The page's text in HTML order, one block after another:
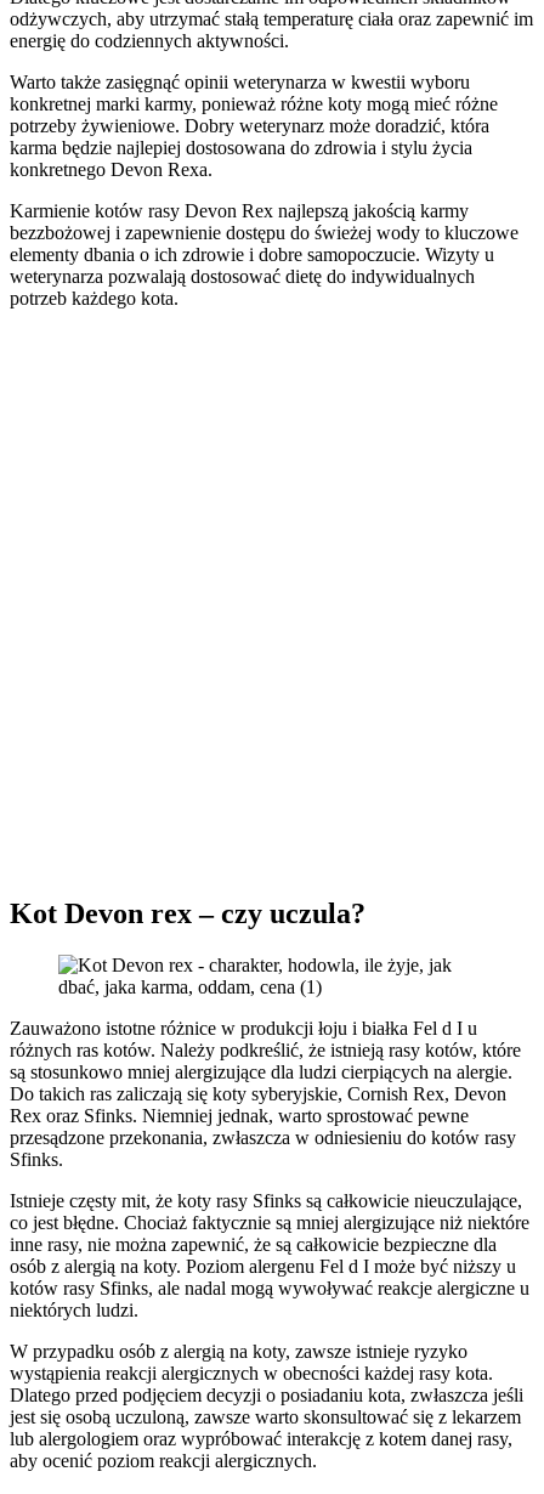
odżywczych, aby utrzymać stałą temperaturę ciała oraz zapewnić im
energię do codziennych aktywności.
Warto także zasięgnąć opinii weterynarza w kwestii wyboru
konkretnej marki karmy, ponieważ różne koty mogą mieć różne
potrzeby żywieniowe. Dobry weterynarz może doradzić, która
karma będzie najlepiej dostosowana do zdrowia i stylu życia
konkretnego Devon Rexa.
Karmienie kotów rasy Devon Rex najlepszą jakością karmy
bezzbożowej i zapewnienie dostępu do świeżej wody to kluczowe
elementy dbania o ich zdrowie i dobre samopoczucie. Wizyty u
weterynarza pozwalają dostosować dietę do indywidualnych
potrzeb każdego kota.
Kot Devon rex – czy uczula?
Zauważono istotne różnice w produkcji łoju i białka Fel d I u
różnych ras kotów. Należy podkreślić, że istnieją rasy kotów, które
są stosunkowo mniej alergizujące dla ludzi cierpiących na alergie.
Do takich ras zaliczają się koty syberyjskie, Cornish Rex, Devon
Rex oraz Sfinks. Niemniej jednak, warto sprostować pewne
przesądzone przekonania, zwłaszcza w odniesieniu do kotów rasy
Sfinks.
Istnieje częsty mit, że koty rasy Sfinks są całkowicie nieuczulające,
co jest błędne. Chociaż faktycznie są mniej alergizujące niż niektóre
inne rasy, nie można zapewnić, że są całkowicie bezpieczne dla
osób z alergią na koty. Poziom alergenu Fel d I może być niższy u
kotów rasy Sfinks, ale nadal mogą wywoływać reakcje alergiczne u
niektórych ludzi.
W przypadku osób z alergią na koty, zawsze istnieje ryzyko
wystąpienia reakcji alergicznych w obecności każdej rasy kota.
Dlatego przed podjęciem decyzji o posiadaniu kota, zwłaszcza jeśli
jest się osobą uczuloną, zawsze warto skonsultować się z lekarzem
lub alergologiem oraz wypróbować interakcję z kotem danej rasy,
aby ocenić poziom reakcji alergicznych.